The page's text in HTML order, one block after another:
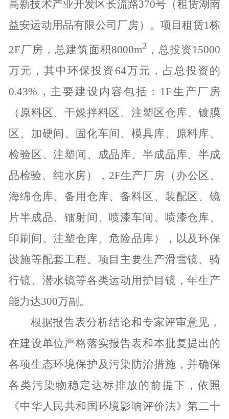
高新技术产业开发区长流路370号（租赁湖南
益安运动用品有限公司厂房）。项目租赁1栋
2F厂房，总建筑面积8000m2 ，总投资15000
万元，其中环保投资 64万元，占总投资的
0.43% ，主要建设内容包括： 1F生产厂房
（原料区、干燥拌料区、注塑区仓库、镀膜
区、加硬间、固化车间、模具库、原料库、
检验区、注塑间、成品库、半成品库、半成
品检验、纯水房）， 2F生产厂房（办公区、
海绵仓库、备用仓库、备料区、装配区、镜
片半成品、镭射间、喷漆车间、喷漆仓库、
印刷间、注塑仓库、危险品库），以及环保
设施等配套工程。项目主要生产滑雪镜、骑
行镜、潜水镜等各类运动用护目镜，年生产
能力达300万副。
根据报告表分析结论和专家评审意见，
在建设单位严格落实报告表和本批复提出的
各项生态环境保护及污染防治措施， 并确保
各类污染物稳定达标排放的前提下，依照
《中华人民共和国环境影响评价法》第二十